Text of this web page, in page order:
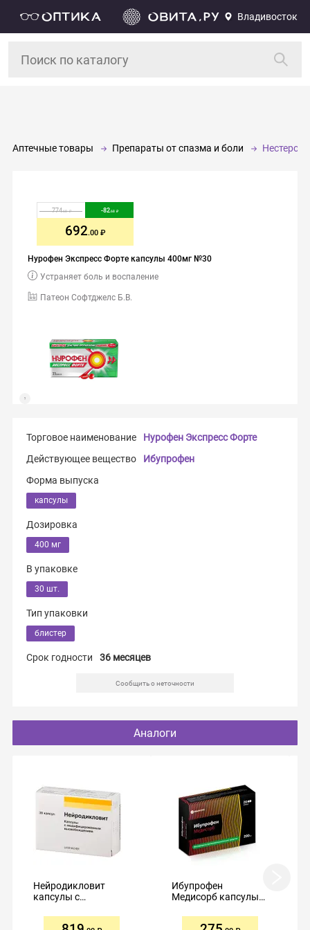
Владивосток
Аптечные товары Препараты от спазма и боли
Нурофен Экспресс Фoрте капсулы 400мг №30
Патеон Софтджелс Б.В.
Устраняет боль и воспаление
774.68 -82.68
692.00
Торговое наименование
Нурофен Экспресс Фoрте
Действующее вещество
Ибупрофен
Форма выпуска
капсулы
Дозировка
400 мг
В упаковке
30 шт.
Тип упаковки
блистер
Срок годности 36 месяцев
Сообщить о неточности
Аналоги
Нейродикловит
капсулы с
высвобождением
Ибупрофен
Медисорб капсулы